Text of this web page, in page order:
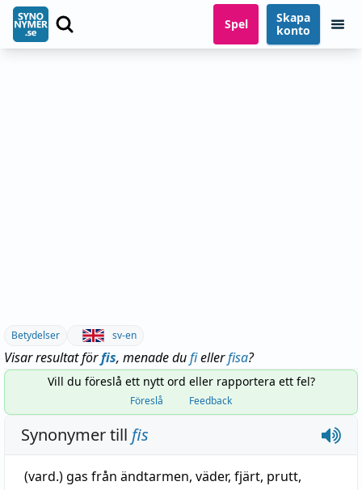
Spel
Skapa
konto
Betydelser sv-en
Visar resultat förfis, menade dufiellerfisa?
Vill du föreslå ett nytt ord eller rapportera ett fel?
Föreslå Feedback
Synonymer till fis
(vard.)gas från ändtarmen, väder, fjärt, prutt,